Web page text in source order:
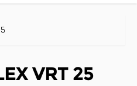
VRT 25